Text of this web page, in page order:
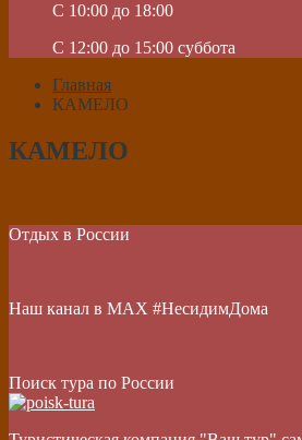
C 10:00 до 18:00
C 12:00 до 15:00 суббота
Главная
КАМЕЛО
КАМЕЛО
Отдых в России
Наш канал в МАХ #НесидимДома
Поиск тура по России